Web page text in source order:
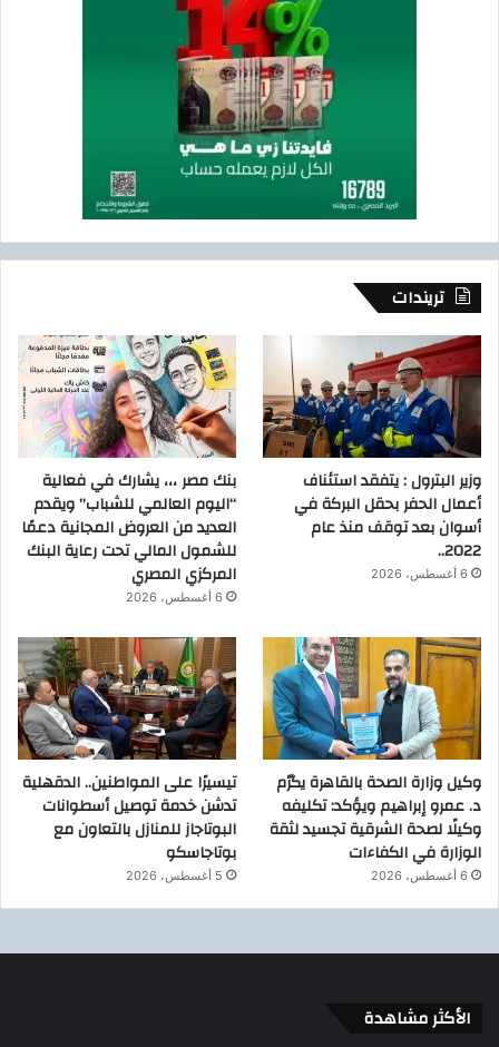
تريندات
وزير البترول : يتفقد استئناف
أعمال الحفر بحقل البركة في
أسوان بعد توقف منذ عام
2022..
6 أغسطس، 2026
بنك مصر ،،، يشارك في فعالية
“اليوم العالمي للشباب” ويقدم
العديد من العروض المجانية دعمًا
للشمول المالي تحت رعاية البنك
المركزي المصري
6 أغسطس، 2026
وكيل وزارة الصحة بالقاهرة يكرّم
د. عمرو إبراهيم ويؤكد: تكليفه
وكيلًا لصحة الشرقية تجسيد لثقة
الوزارة في الكفاءات
6 أغسطس، 2026
تيسيرًا على المواطنين.. الدقهلية
تدشن خدمة توصيل أسطوانات
البوتاجاز للمنازل بالتعاون مع
بوتاجاسكو
5 أغسطس، 2026
الأكثر مشاهدة